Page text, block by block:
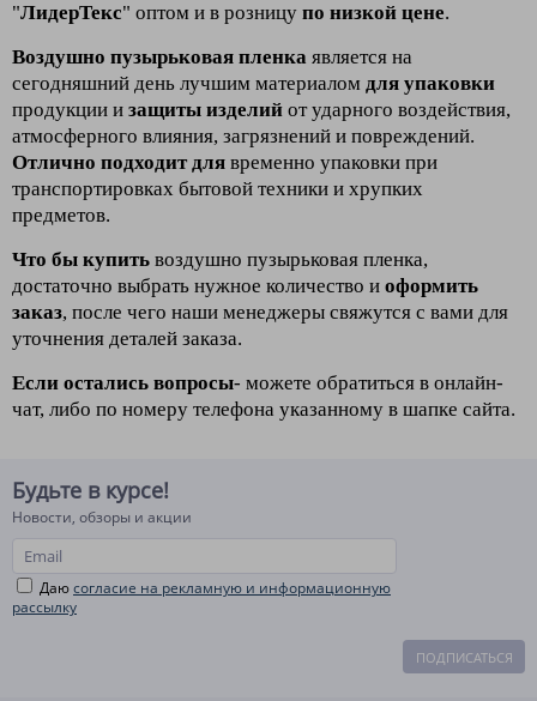
"ЛидерТекс" оптом и в розницу по низкой цене.
Воздушно пузырьковая пленка является на
сегодняшний день лучшим материалом для упаковки
продукции и защиты изделий от ударного воздействия,
атмосферного влияния, загрязнений и повреждений.
Отлично подходит для временно упаковки при
транспортировках бытовой техники и хрупких
предметов.
Что бы купить воздушно пузырьковая пленка,
достаточно выбрать нужное количество и оформить
заказ, после чего наши менеджеры свяжутся с вами для
уточнения деталей заказа.
Если остались вопросы- можете обратиться в онлайн-
чат, либо по номеру телефона указанному в шапке сайта.
Будьте в курсе!
Новости, обзоры и акции
Даюсогласие на рекламную и информационную
рассылку
ПОДПИСАТЬСЯ